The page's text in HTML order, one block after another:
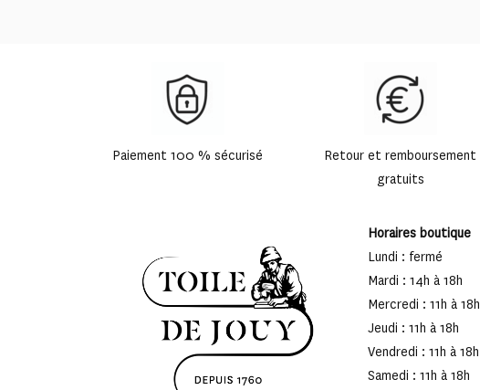
Paiement 100 % sécurisé
Retour et remboursement
gratuits
Horaires boutique
Lundi : fermé
Mardi : 14h à 18h
Mercredi : 11h à 18h
Jeudi : 11h à 18h
Vendredi : 11h à 18h
Samedi : 11h à 18h